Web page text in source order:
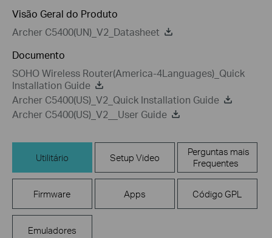
Visão Geral do Produto
Archer C5400(UN)_V2_Datasheet
Documento
SOHO Wireless Router(America-4Languages)_Quick
Installation Guide
Archer C5400(US)_V2_Quick Installation Guide
Archer C5400(US)_V2__User Guide
Utilitário Setup Video
Perguntas mais
Frequentes
Firmware Apps Código GPL
Emuladores